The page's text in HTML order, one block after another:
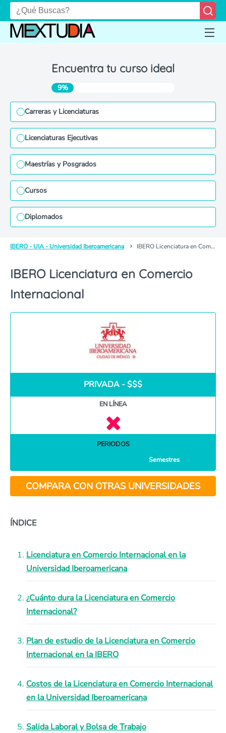
Encuentra tu curso ideal
9%
Carreras y Licenciaturas
Licenciaturas Ejecutivas
Maestrías y Posgrados
Cursos
Diplomados
IBERO - UIA - Universidad Iberoamericana IBERO Licenciatura en Comercio Internacional
IBERO Licenciatura en Comercio
Internacional
PRIVADA - $$$
EN LÍNEA
PERIODOS
Semestres
COMPARA CON OTRAS UNIVERSIDADES
ÍNDICE
Licenciatura en Comercio Internacional en la
Universidad Iberoamericana
¿Cuánto dura la Licenciatura en Comercio
Internacional?
Plan de estudio de la Licenciatura en Comercio
Internacional en la IBERO
Costos de la Licenciatura en Comercio Internacional
en la Universidad Iberoamericana
Salida Laboral y Bolsa de Trabajo